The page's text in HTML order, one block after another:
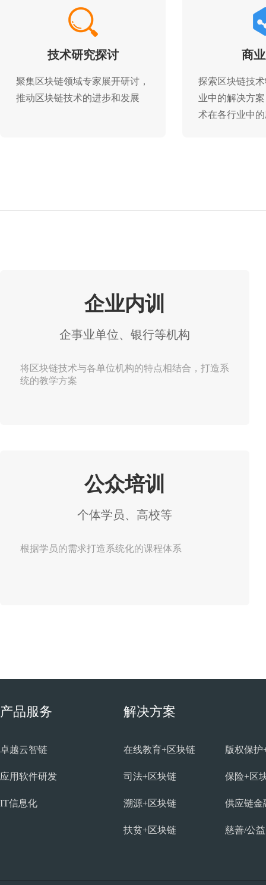
技术研究探讨
聚集区块链领域专家展开研讨，
推动区块链技术的进步和发展
商
探索区块链技
业中的解决方
术在各行业中
企业内训
企事业单位、银行等机构
将区块链技术与各单位机构的特点相结合，打造系
统的教学方案
公众培训
个体学员、高校等
根据学员的需求打造系统化的课程体系
产品服务
卓越云智链
应用软件研发
IT信息化
解决方案
在线教育+区块链 版权保护
司法+区块链 保险+区
溯源+区块链 供应链金
扶贫+区块链 慈善/公